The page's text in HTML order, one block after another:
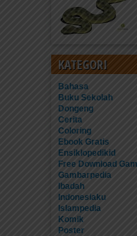
KATEGORI
Bahasa
Buku Sekolah
Dongeng
Cerita
Coloring
Ebook Gratis
Ensiklopedikid
Free Download
Gambarpedia
Ibadah
Indonesiaku
Islampedia
Komik
Poster